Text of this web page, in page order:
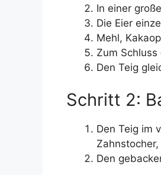
In einer
Die Eier
Mehl,
Zum
Den Teig
Schritt 2:
Den Teig im
Den